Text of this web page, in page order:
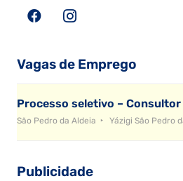
Vagas de Emprego
Processo seletivo –
São Pedro da Aldeia Yázigi São Pedro
Publicidade